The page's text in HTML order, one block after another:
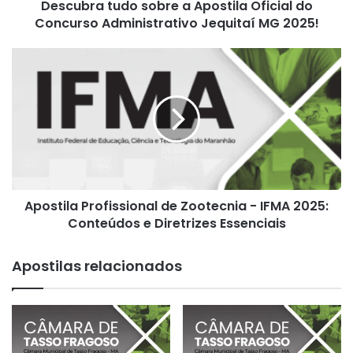
JequitaíDescubra tudo sobre a Apostila Oficial do
Concurso Administrativo Jequitaí MG 2025!
Profissional
Diretrizes
Apostila Profissional de Zootecnia - IFMA 2025:
Conteúdos e Diretrizes Essenciais
Apostilas relacionados